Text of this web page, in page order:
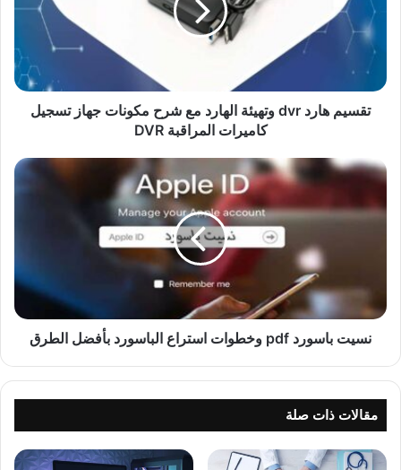
تقسيم هارد dvr وتهيئة الهارد مع شرح مكونات جهاز تسجيل
كاميرات المراقبة DVR
نسيت باسورد pdf وخطوات استراع الباسورد بأفضل الطرق
مقالات ذات صلة